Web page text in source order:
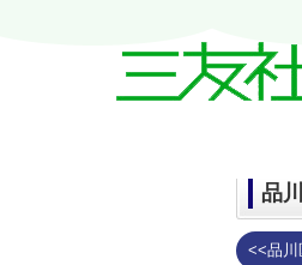
品
<<品川